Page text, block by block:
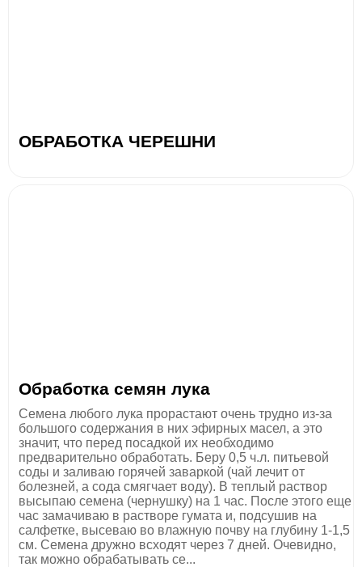
ОБРАБОТКА ЧЕРЕШНИ
Обработка семян лука
Семена любого лука прорастают очень трудно из-за
большого содержания в них эфирных масел, а это
значит, что перед посадкой их необходимо
предварительно обработать. Беру 0,5 ч.л. питьевой
соды и заливаю горячей заваркой (чай лечит от
болезней, а сода смягчает воду). В теплый раствор
высыпаю семена (чернушку) на 1 час. После этого еще
час замачиваю в растворе гумата и, подсушив на
салфетке, высеваю во влажную почву на глубину 1-1,5
см. Семена дружно всходят через 7 дней. Очевидно,
так можно обрабатывать се...